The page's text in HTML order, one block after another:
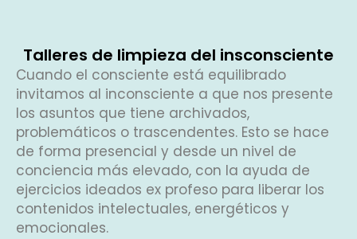
Talleres de limpieza del insconsciente
Cuando el consciente está equilibrado
invitamos al inconsciente a que nos presente
los asuntos que tiene archivados,
problemáticos o trascendentes. Esto se hace
de forma presencial y desde un nivel de
conciencia más elevado, con la ayuda de
ejercicios ideados ex profeso para liberar los
contenidos intelectuales, energéticos y
emocionales.